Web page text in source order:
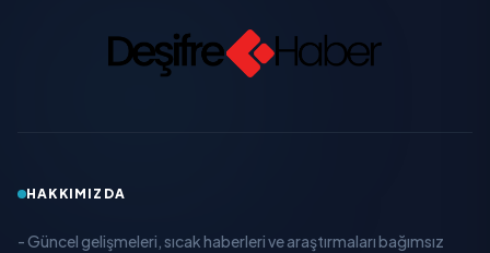
HAKKIMIZDA
- Güncel gelişmeleri, sıcak haberleri ve araştırmaları bağımsız